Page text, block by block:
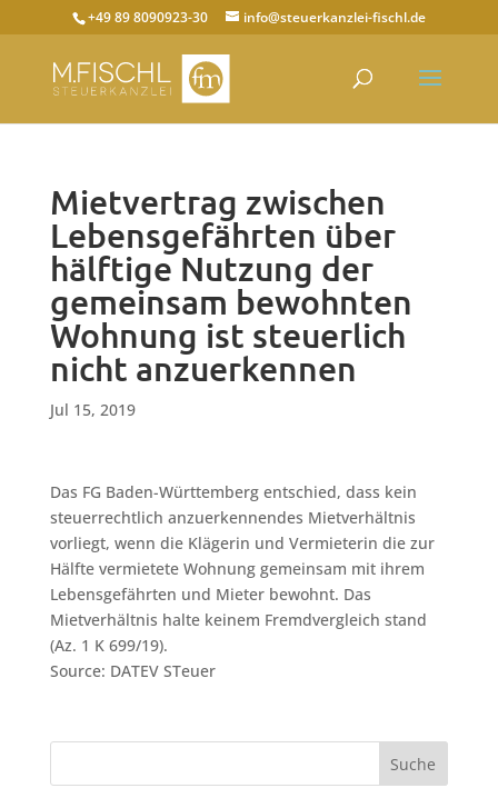
+49 89 8090923-30 info@steuerkanzlei-fischl.de
Mietvertrag zwischen
Lebensgefährten über
hälftige Nutzung der
gemeinsam bewohnten
Wohnung ist steuerlich
nicht anzuerkennen
Jul 15, 2019
Das FG Baden-Württemberg entschied, dass kein
steuerrechtlich anzuerkennendes Mietverhältnis
vorliegt, wenn die Klägerin und Vermieterin die zur
Hälfte vermietete Wohnung gemeinsam mit ihrem
Lebensgefährten und Mieter bewohnt. Das
Mietverhältnis halte keinem Fremdvergleich stand
(Az. 1 K 699/19).
Source: DATEV STeuer